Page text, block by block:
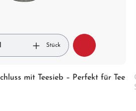
Stück
mit Teesieb – Perfekt für Tee